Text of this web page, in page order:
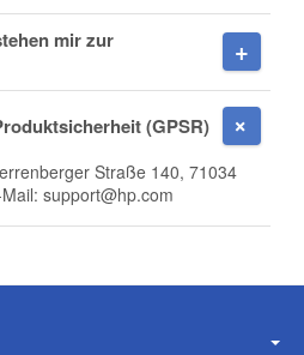
mir zur
(GPSR)
Straße 140, 71034
support@hp.com